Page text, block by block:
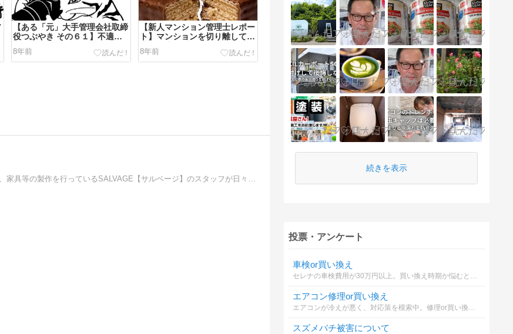
【ある「元」大手管理会社取締
役つぶやき その６１】不適切
コンサルタントよりも根深い管
理会社の不適切行為
8年前
【新人マンション管理士レポー
ト】マンションを切り離してく
れ、と言われましても
8年前
続きを表示
投票・アンケート
車検or買い換え
セレナの車検費用が30万円以上。買い換え時期か悩むとき。
エアコン修理or買い換え
エアコンが冷えが悪く、対応策を模索中。修理or買い換えかで悩んでいます。どちらが妥当でしょうか？
スズメバチ被害について